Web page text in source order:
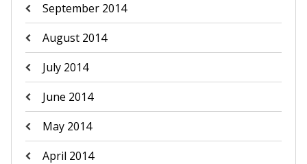
September 2014
August 2014
July 2014
June 2014
May 2014
April 2014